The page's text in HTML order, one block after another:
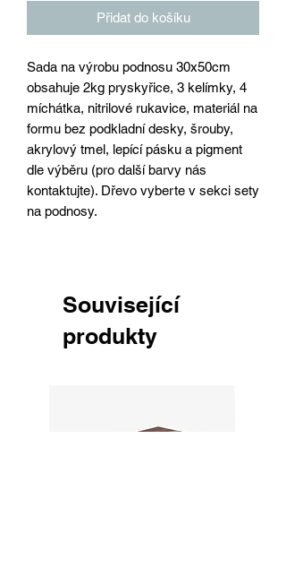
Přidat do košíku
Sada na výrobu podnosu 30x50cm
obsahuje 2kg pryskyřice, 3 kelímky, 4
míchátka, nitrilové rukavice, materiál na
formu bez podkladní desky, šrouby,
akrylový tmel, lepící pásku a pigment
dle výběru (pro další barvy nás
kontaktujte). Dřevo vyberte v sekci sety
na podnosy.
Související
produkty